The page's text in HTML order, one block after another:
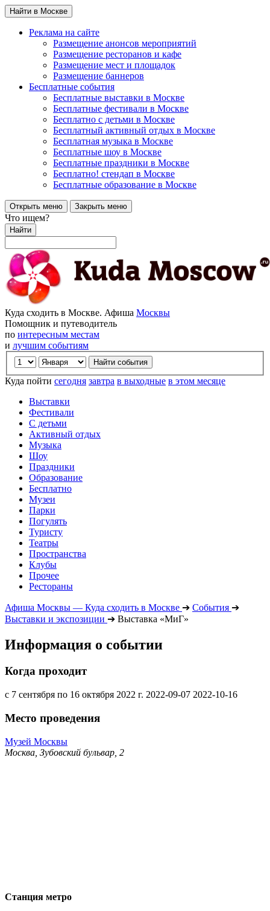
Найти в Москве
Реклама на сайте
Размещение анонсов мероприятий
Размещение ресторанов и кафе
Размещение мест и площадок
Размещение баннеров
Бесплатные события
Бесплатные выставки в Москве
Бесплатные фестивали в Москве
Бесплатно с детьми в Москве
Бесплатный активный отдых в Москве
Бесплатная музыка в Москве
Бесплатные шоу в Москве
Бесплатные праздники в Москве
Бесплатно! стендап в Москве
Бесплатные образование в Москве
Открыть меню Закрыть меню
Что ищем?
Найти
Куда сходить в Москве. Афиша Москвы
Помощник и путеводитель
по интересным местам
и лучшим событиям
Куда пойти сегодня завтра в выходные в этом месяце
Выставки
Фестивали
С детьми
Активный отдых
Музыка
Шоу
Праздники
Образование
Бесплатно
Музеи
Парки
Погулять
Туристу
Театры
Пространства
Клубы
Прочее
Рестораны
Афиша Москвы — Куда сходить в Москве ➔ События ➔
Выставки и экспозиции ➔ Выставка «МиГ»
Информация о событии
Когда проходит
с 7 сентября по 16 октября 2022 г. 2022-09-07 2022-10-16
Место проведения
Музей Москвы
Москва, Зубовский бульвар, 2
Станция метро